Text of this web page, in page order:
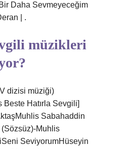
Daha Sevmeyeceğim
| .
müzikleri
dizisi müziği)
Beste Hatırla Sevgili]
Sabahaddin
(Sözsüz)-Muhlis
SeviyorumHüseyin